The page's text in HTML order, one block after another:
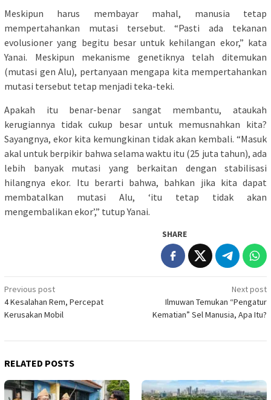
Meskipun harus membayar mahal, manusia tetap
mempertahankan mutasi tersebut. “Pasti ada tekanan
evolusioner yang begitu besar untuk kehilangan ekor,” kata
Yanai. Meskipun mekanisme genetiknya telah ditemukan
(mutasi gen Alu), pertanyaan mengapa kita mempertahankan
mutasi tersebut tetap menjadi teka-teki.
Apakah itu benar-benar sangat membantu, ataukah
kerugiannya tidak cukup besar untuk memusnahkan kita?
Sayangnya, ekor kita kemungkinan tidak akan kembali. “Masuk
akal untuk berpikir bahwa selama waktu itu (25 juta tahun), ada
lebih banyak mutasi yang berkaitan dengan stabilisasi
hilangnya ekor. Itu berarti bahwa, bahkan jika kita dapat
membatalkan mutasi Alu, ‘itu tetap tidak akan
mengembalikan ekor’,” tutup Yanai.
SHARE
Post
navigation
Previous post
4 Kesalahan Rem, Percepat
Kerusakan Mobil
Next post
Ilmuwan Temukan “Pengatur
Kematian” Sel Manusia, Apa Itu?
RELATED POSTS